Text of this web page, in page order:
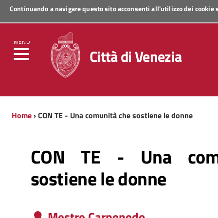
Continuando a navigare questo sito acconsenti all'utilizzo dei
MENU
Regione Veneto
Città di Venezia
Home› CON TE - Una comunità che sostiene le donne
CON TE - Una
sostiene le donne